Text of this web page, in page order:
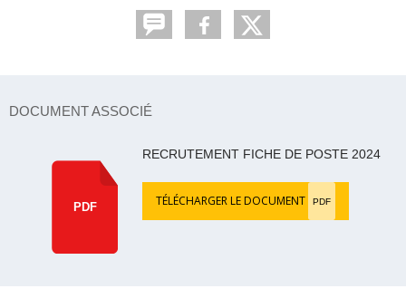
DOCUMENT ASSOCIÉ
PDF
RECRUTEMENT FICHE DE POSTE 2024
TÉLÉCHARGER LE DOCUMENT PDF